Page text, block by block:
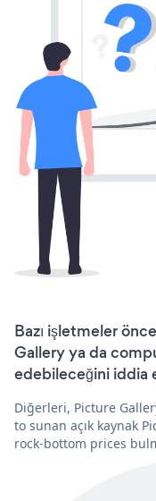
Bazı işletmeler
Gallery ya da
edebileceğini iddia
Diğerleri, Picture
to sunan açık kaynak
rock-bottom prices